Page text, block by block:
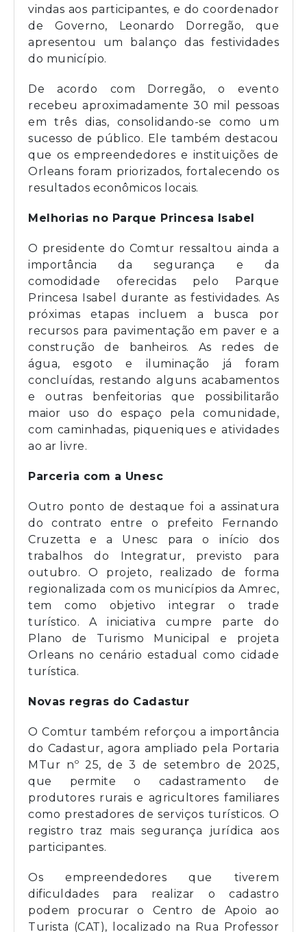
vindas aos participantes, e do coordenador
de Governo, Leonardo Dorregão, que
apresentou um balanço das festividades
do município.
De acordo com Dorregão, o evento
recebeu aproximadamente 30 mil pessoas
em três dias, consolidando-se como um
sucesso de público. Ele também destacou
que os empreendedores e instituições de
Orleans foram priorizados, fortalecendo os
resultados econômicos locais.
Melhorias no Parque Princesa Isabel
O presidente do Comtur ressaltou ainda a
importância da segurança e da
comodidade oferecidas pelo Parque
Princesa Isabel durante as festividades. As
próximas etapas incluem a busca por
recursos para pavimentação em paver e a
construção de banheiros. As redes de
água, esgoto e iluminação já foram
concluídas, restando alguns acabamentos
e outras benfeitorias que possibilitarão
maior uso do espaço pela comunidade,
com caminhadas, piqueniques e atividades
ao ar livre.
Parceria com a Unesc
Outro ponto de destaque foi a assinatura
do contrato entre o prefeito Fernando
Cruzetta e a Unesc para o início dos
trabalhos do Integratur, previsto para
outubro. O projeto, realizado de forma
regionalizada com os municípios da Amrec,
tem como objetivo integrar o trade
turístico. A iniciativa cumpre parte do
Plano de Turismo Municipal e projeta
Orleans no cenário estadual como cidade
turística.
Novas regras do Cadastur
O Comtur também reforçou a importância
do Cadastur, agora ampliado pela Portaria
MTur nº 25, de 3 de setembro de 2025,
que permite o cadastramento de
produtores rurais e agricultores familiares
como prestadores de serviços turísticos. O
registro traz mais segurança jurídica aos
participantes.
Os empreendedores que tiverem
dificuldades para realizar o cadastro
podem procurar o Centro de Apoio ao
Turista (CAT), localizado na Rua Professor